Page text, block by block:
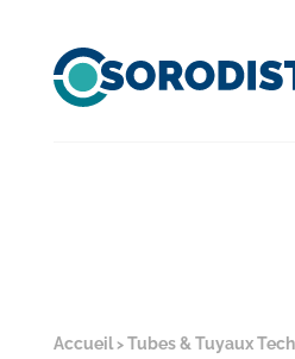
Accueil> Tubes & Tuyaux